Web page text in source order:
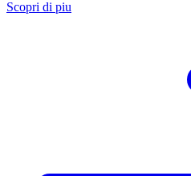
Scopri di piu